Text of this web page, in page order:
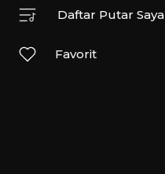
Daftar Putar Saya
Favorit